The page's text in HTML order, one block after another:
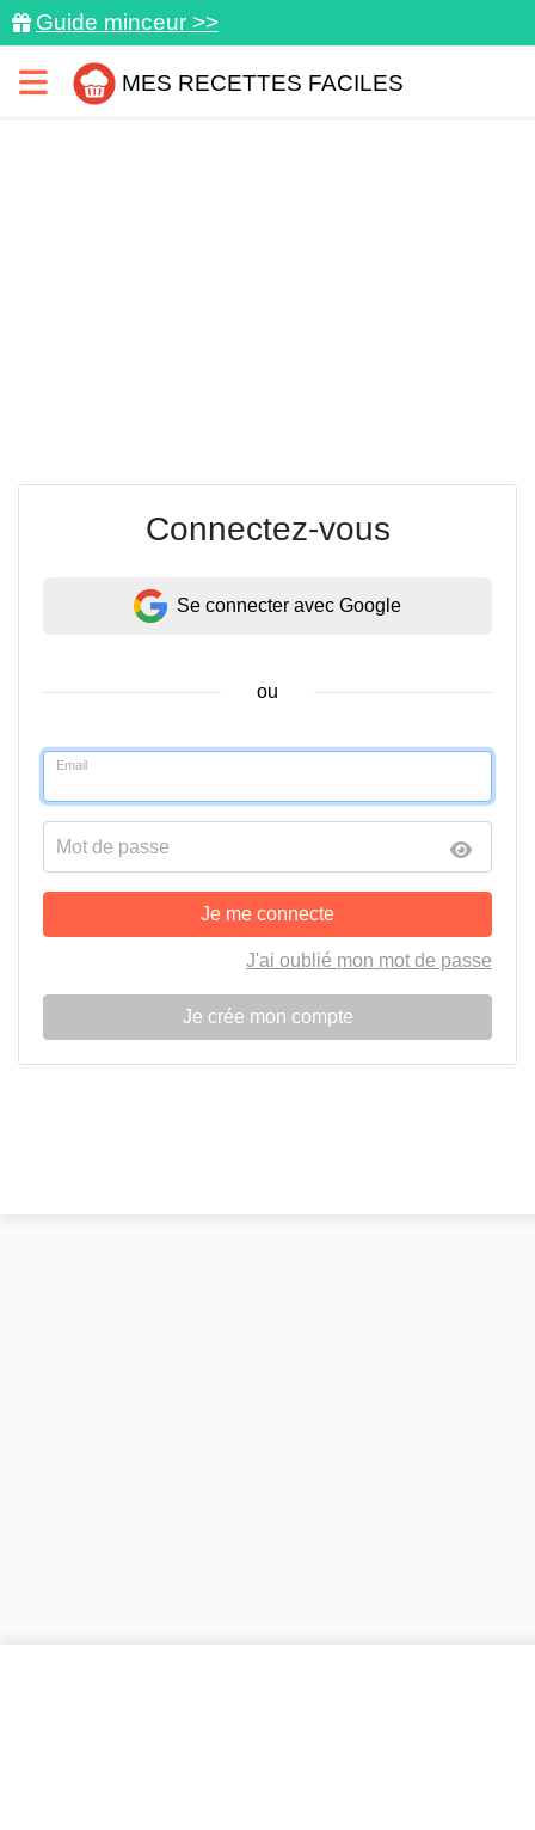
Guide minceur >>
MES RECETTES FACILES
Connectez-vous
Se connecter avec Google
ou
Email
Mot de passe
Je me connecte
J'ai oublié mon mot de passe
Je crée mon compte